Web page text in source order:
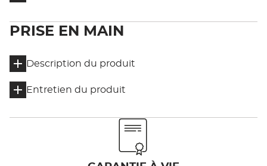
PRISE EN MAIN
Description du produit
Entretien du produit